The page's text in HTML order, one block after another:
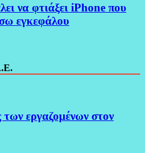
να φτιάξει iPhone που
εγκεφάλου
εργαζομένων στον